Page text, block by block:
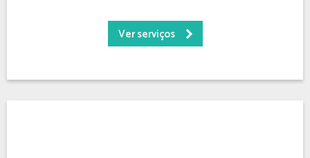
Ver serviços